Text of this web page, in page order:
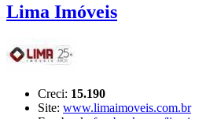
Lima Imóveis
Creci: 15.190
Site: www.limaimoveis.com.br